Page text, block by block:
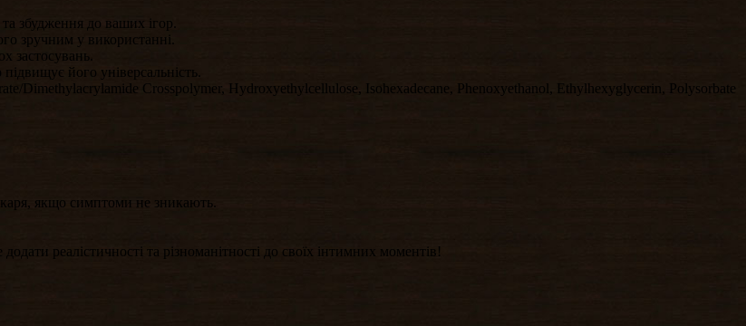
збудження до ваших ігор.
зручним у використанні.
застосувань.
його універсальність.
Dimethylacrylamide Crosspolymer, Hydroxyethylcellulose, Isohexadecane, Phenoxyethanol, Ethylhexyglycerin, Polysorbate
якщо симптоми не зникають.
реалістичності та різноманітності до своїх інтимних моментів!